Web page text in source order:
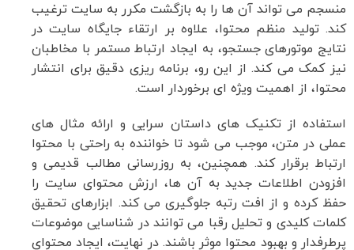
منسجم می تواند آن ها را به بازگشت مکرر به سایت ترغیب
کند. تولید منظم محتوا، علاوه بر ارتقاء جایگاه سایت در
نتایج موتورهای جستجو، به ایجاد ارتباط مستمر با مخاطبان
نیز کمک می کند. از این رو، برنامه ریزی دقیق برای انتشار
محتوا، از اهمیت ویژه ای برخوردار است.
استفاده از تکنیک های داستان سرایی و ارائه مثال های
عملی در متن، موجب می شود تا خواننده به راحتی با محتوا
ارتباط برقرار کند. همچنین، به روزرسانی مطالب قدیمی و
افزودن اطلاعات جدید به آن ها، ارزش محتوای سایت را
حفظ کرده و از افت رتبه جلوگیری می کند. ابزارهای تحقیق
کلمات کلیدی و تحلیل رقبا می توانند در شناسایی موضوعات
پرطرفدار و بهبود محتوا موثر باشند. در نهایت، ایجاد محتوای